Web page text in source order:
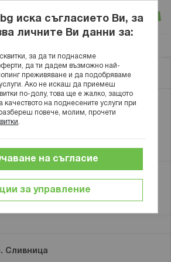
Вход
Карта
аптека в кв. Младост 3
А, партер, София, 1712,
Дианабад в София
Габровски" 26, София,
Сливница
иска съгласието Ви, за
личните Ви данни за:
за да ти поднасяме
да ти дадем възможно най-
преживяване и да подобряваме
Ако не искаш да приемеш
по-долу, това ще е жалко, защото
на поднесените услуги при
повече, молим, прочети
за управление
на съгласие